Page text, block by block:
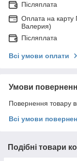
Післяплата
Оплата на
Валерия)
Післяплата
Всі умови оплати
Умови
Повернення товару
Всі умови
Подібні товари